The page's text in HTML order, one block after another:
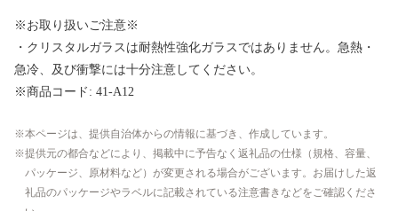
※お取り扱いご注意※
・クリスタルガラスは耐熱性強化ガラスではありません。急熱・
急冷、及び衝撃には十分注意してください。
※商品コード: 41-A12
本ページは、提供自治体からの情報に基づき、作成しています。
提供元の都合などにより、掲載中に予告なく返礼品の仕様（規格、容量、
パッケージ、原材料など）が変更される場合がございます。お届けした返
礼品のパッケージやラベルに記載されている注意書きなどをご確認くださ